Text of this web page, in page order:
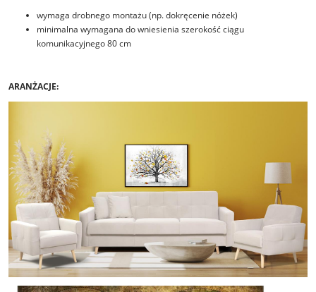
wymaga drobnego montażu (np. dokręcenie nóżek)
minimalna wymagana do wniesienia szerokość ciągu
komunikacyjnego 80 cm
ARANŻACJE: